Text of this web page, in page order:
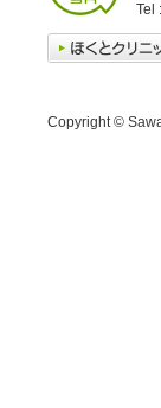
Tel
Copyright ©